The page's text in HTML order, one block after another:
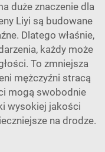
duże znaczenie dla
Liyi są budowane
Dlatego właśnie,
każdy może
To zmniejsza
mężczyźni stracą
mogą swobodnie
wysokiej jakości
na drodze.